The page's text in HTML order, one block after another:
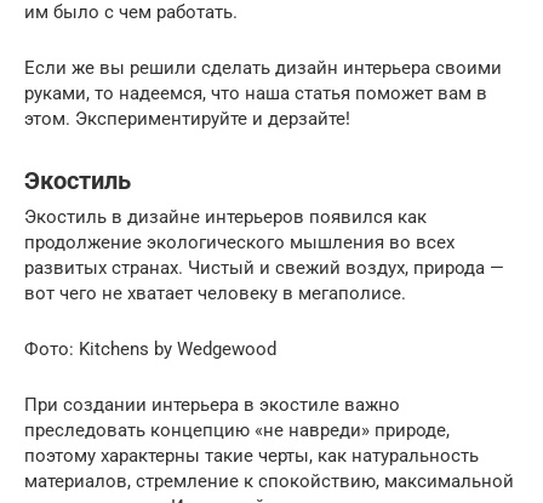
им было с чем работать.
Если же вы решили сделать дизайн интерьера своими
руками, то надеемся, что наша статья поможет вам в
этом. Экспериментируйте и дерзайте!
Экостиль
Экостиль в дизайне интерьеров появился как
продолжение экологического мышления во всех
развитых странах. Чистый и свежий воздух, природа —
вот чего не хватает человеку в мегаполисе.
Фото: Kitchens by Wedgewood
При создании интерьера в экостиле важно
преследовать концепцию «не навреди» природе,
поэтому характерны такие черты, как натуральность
материалов, стремление к спокойствию, максимальной